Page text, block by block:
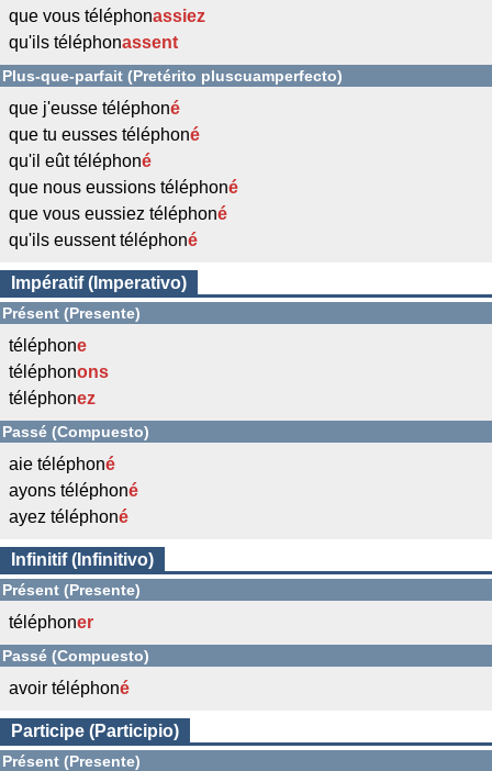
que vous téléphonassiez
qu'ils téléphonassent
Plus-que-parfait (Pretérito pluscuamperfecto)
que j'eusse téléphoné
que tu eusses téléphoné
qu'il eût téléphoné
que nous eussions téléphoné
que vous eussiez téléphoné
qu'ils eussent téléphoné
Impératif (Imperativo)
Présent (Presente)
téléphone
téléphonons
téléphonez
Passé (Compuesto)
aie téléphoné
ayons téléphoné
ayez téléphoné
Infinitif (Infinitivo)
Présent (Presente)
téléphoner
Passé (Compuesto)
avoir téléphoné
Participe (Participio)
Présent (Presente)